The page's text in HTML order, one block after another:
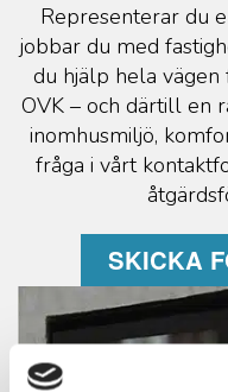
Representerar du
jobbar du med
du hjälp hela
OVK – och därtill en
inomhusmiljö,
fråga i vårt
SKICKA